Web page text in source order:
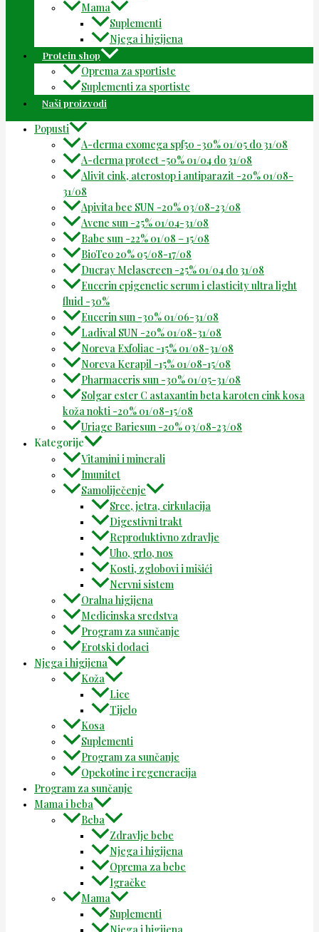
Mama
Suplementi
Njega i higijena
Protein shop
Oprema za sportiste
Suplementi za sportiste
Naši proizvodi
Popusti
A-derma exomega spf50 -30% 01/05 do 31/08
A-derma protect -50% 01/04 do 31/08
Alivit cink, aterostop i antiparazit -20% 01/08-
31/08
Apivita bee SUN -20% 03/08-23/08
Avene sun -25% 01/04-31/08
Babe sun -22% 01/08 – 15/08
BioTeo 20% 05/08-17/08
Ducray Melascreen -25% 01/04 do 31/08
Eucerin epigenetic serum i elasticity ultra light
fluid -30%
Eucerin sun -30% 01/06-31/08
Ladival SUN -20% 01/08-31/08
Noreva Exfoliac -15% 01/08-31/08
Noreva Kerapil -15% 01/08-15/08
Pharmaceris sun -30% 01/05-31/08
Solgar ester C astaxantin beta karoten cink kosa
koža nokti -20% 01/08-15/08
Uriage Bariesun -20% 03/08-23/08
Kategorije
Vitamini i minerali
Imunitet
Samoliječenje
Srce, jetra, cirkulacija
Digestivni trakt
Reproduktivno zdravlje
Uho, grlo, nos
Kosti, zglobovi i mišići
Nervni sistem
Oralna higijena
Medicinska sredstva
Program za sunčanje
Erotski dodaci
Njega i higijena
Koža
Lice
Tijelo
Kosa
Suplementi
Program za sunčanje
Opekotine i regeneracija
Program za sunčanje
Mama i beba
Beba
Zdravlje bebe
Njega i higijena
Oprema za bebe
Igračke
Mama
Suplementi